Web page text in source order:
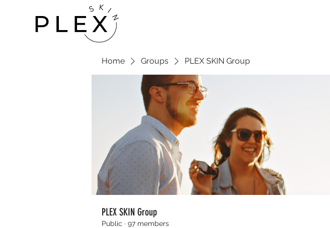
Home Groups PLEX SKIN Group
PLEX SKIN Group
Public · 97 members